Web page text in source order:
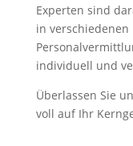
Experten sind
in
individuell und
Überlassen Sie
voll auf Ihr